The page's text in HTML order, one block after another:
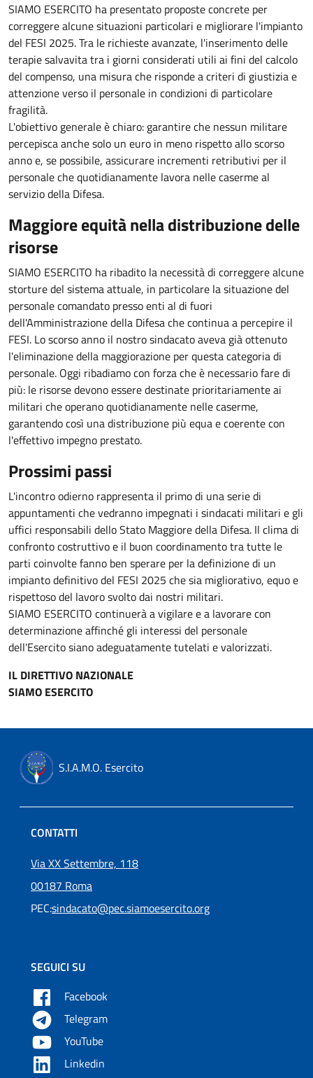
SIAMO ESERCITO ha presentato proposte concrete per
correggere alcune situazioni particolari e migliorare l'impianto
del FESI 2025. Tra le richieste avanzate, l'inserimento delle
terapie salvavita tra i giorni considerati utili ai fini del calcolo
del compenso, una misura che risponde a criteri di giustizia e
attenzione verso il personale in condizioni di particolare
fragilità.
L'obiettivo generale è chiaro: garantire che nessun militare
percepisca anche solo un euro in meno rispetto allo scorso
anno e, se possibile, assicurare incrementi retributivi per il
personale che quotidianamente lavora nelle caserme al
servizio della Difesa.
Maggiore equità nella distribuzione delle
risorse
SIAMO ESERCITO ha ribadito la necessità di correggere alcune
storture del sistema attuale, in particolare la situazione del
personale comandato presso enti al di fuori
dell'Amministrazione della Difesa che continua a percepire il
FESI. Lo scorso anno il nostro sindacato aveva già ottenuto
l'eliminazione della maggiorazione per questa categoria di
personale. Oggi ribadiamo con forza che è necessario fare di
più: le risorse devono essere destinate prioritariamente ai
militari che operano quotidianamente nelle caserme,
garantendo così una distribuzione più equa e coerente con
l'effettivo impegno prestato.
Prossimi passi
L'incontro odierno rappresenta il primo di una serie di
appuntamenti che vedranno impegnati i sindacati militari e gli
uffici responsabili dello Stato Maggiore della Difesa. Il clima di
confronto costruttivo e il buon coordinamento tra tutte le
parti coinvolte fanno ben sperare per la definizione di un
impianto definitivo del FESI 2025 che sia migliorativo, equo e
rispettoso del lavoro svolto dai nostri militari.
SIAMO ESERCITO continuerà a vigilare e a lavorare con
determinazione affinché gli interessi del personale
dell'Esercito siano adeguatamente tutelati e valorizzati.
IL DIRETTIVO NAZIONALE
SIAMO ESERCITO
S.I.A.M.O. Esercito
CONTATTI
Via XX Settembre, 118
00187 Roma
PEC:sindacato@pec.siamoesercito.org
SEGUICI SU
Facebook
Telegram
YouTube
Linkedin